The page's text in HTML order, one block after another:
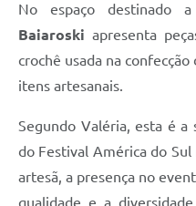
No espaço destinado
Baiaroski apresenta
crochê usada na
itens artesanais.
Segundo Valéria, esta é a
do Festival América do
artesã, a presença no
qualidade e a